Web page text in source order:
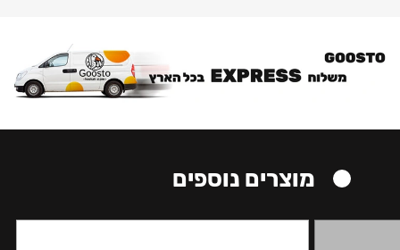
מוצרים נוספים